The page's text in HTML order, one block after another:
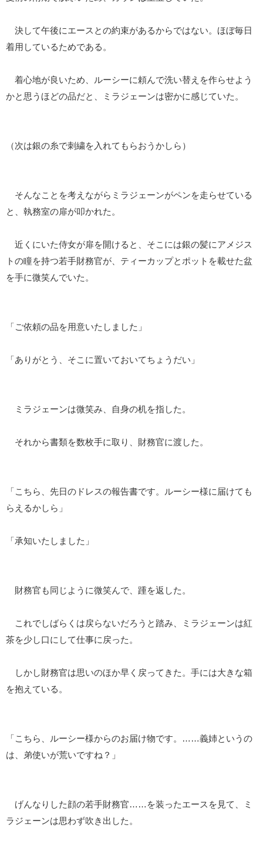
決して午後にエースとの約束があるからではない。ほぼ毎日
着用しているためである。
着心地が良いため、ルーシーに頼んで洗い替えを作らせよう
かと思うほどの品だと、ミラジェーンは密かに感じていた。
（次は銀の糸で刺繍を入れてもらおうかしら）
そんなことを考えながらミラジェーンがペンを走らせている
と、執務室の扉が叩かれた。
近くにいた侍女が扉を開けると、そこには銀の髪にアメジス
トの瞳を持つ若手財務官が、ティーカップとポットを載せた盆
を手に微笑んでいた。
「ご依頼の品を用意いたしました」
「ありがとう、そこに置いておいてちょうだい」
ミラジェーンは微笑み、自身の机を指した。
それから書類を数枚手に取り、財務官に渡した。
「こちら、先日のドレスの報告書です。ルーシー様に届けても
らえるかしら」
「承知いたしました」
財務官も同じように微笑んで、踵を返した。
これでしばらくは戻らないだろうと踏み、ミラジェーンは紅
茶を少し口にして仕事に戻った。
しかし財務官は思いのほか早く戻ってきた。手には大きな箱
を抱えている。
「こちら、ルーシー様からのお届け物です。……義姉というの
は、弟使いが荒いですね？」
げんなりした顔の若手財務官……を装ったエースを見て、ミ
ラジェーンは思わず吹き出した。